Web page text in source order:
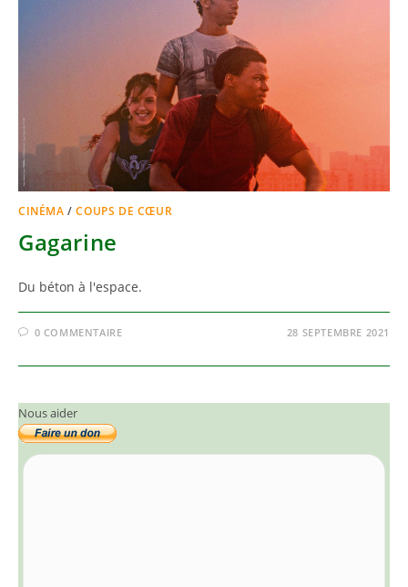
CINÉMA /COUPS DE CŒUR
Gagarine
Du béton à l'espace.
0 COMMENTAIRE 28 SEPTEMBRE 2021
Nous aider